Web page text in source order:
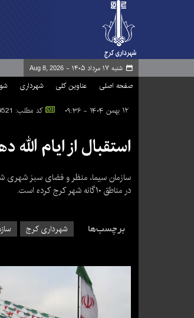
شنبه ۱۷ مرداد ۱۴۰۵ - Aug 8, 2026
صفحه اصلی عناوین کلی شهرداری
۱۲ بهمن ۱۴۰۴ - ۰۹:۳۶ کد مطلب: 89521
استقبال از ایام
سازمان سیما، منظر و فضای سبز شهری
در مناطق ۱۰گانه شهر کرج کرده است.
برچسب‌ها شهرداری کرج